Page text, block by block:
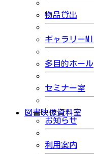
物品貸出
ギャラリーMI
多目的ホール
セミナー室
図書映像資料室
お知らせ
利用案内